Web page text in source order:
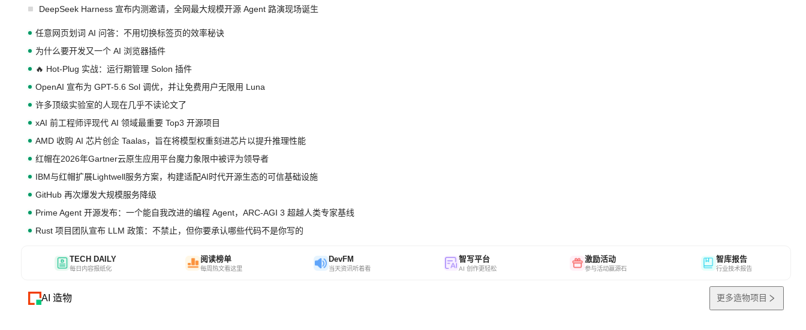
DeepSeek Harness 宣布内测邀请，全网最大规模开源 Agent 路演现场诞生
任意网页划词 AI 问答：不用切换标签页的效率秘诀
为什么要开发又一个 AI 浏览器插件
🔥 Hot-Plug 实战：运行期管理 Solon 插件
OpenAI 宣布为 GPT-5.6 Sol 调优，并让免费用户无限用 Luna
许多顶级实验室的人现在几乎不读论文了
xAI 前工程师评现代 AI 领域最重要 Top3 开源项目
AMD 收购 AI 芯片创企 Taalas，旨在将模型权重刻进芯片以提升推理性能
红帽在2026年Gartner云原生应用平台魔力象限中被评为领导者
IBM与红帽扩展Lightwell服务方案，构建适配AI时代开源生态的可信基础设施
GitHub 再次爆发大规模服务降级
Prime Agent 开源发布：一个能自我改进的编程 Agent，ARC-AGI 3 超越人类专家基线
Rust 项目团队宣布 LLM 政策：不禁止，但你要承认哪些代码不是你写的
TECH DAILY
每日内容报纸化
阅读榜单
每周热文看这里
DevFM
当天资讯听着看
智写平台
AI 创作更轻松
激励活动
参与活动赢源石
智库报告
行业技术报告
AI 造物 更多造物项目